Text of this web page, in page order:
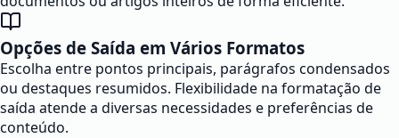
Opções de Saída em Vários Formatos
Escolha entre pontos principais, parágrafos condensados
ou destaques resumidos. Flexibilidade na formatação de
saída atende a diversas necessidades e preferências de
conteúdo.